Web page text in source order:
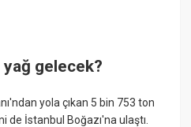
gelecek?
yola çıkan 5 bin 753 ton
de İstanbul Boğazı'na ulaştı.